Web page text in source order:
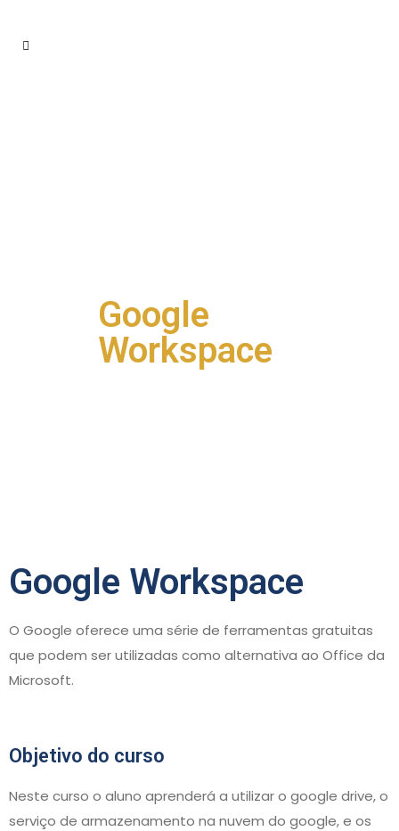
Google
Workspace
Google Workspace
O Google oferece uma série de ferramentas gratuitas
que podem ser utilizadas como alternativa ao Office da
Microsoft.
Objetivo do curso
Neste curso o aluno aprenderá a utilizar o google drive, o
serviço de armazenamento na nuvem do google, e os